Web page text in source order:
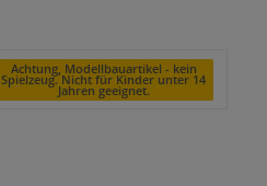
Achtung, Modellbauartikel - kein
Spielzeug. Nicht für Kinder unter 14
Jahren geeignet.